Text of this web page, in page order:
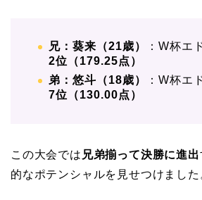
兄：葵来（21歳）
：W杯エ
2位（179.25点）
弟：悠斗（18歳）
：W杯エ
7位（130.00点）
この大会では 兄弟揃って決勝に進出
的なポテンシャルを見せつけました